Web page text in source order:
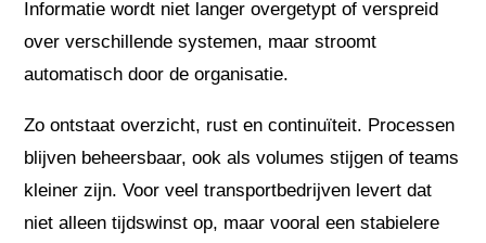
Informatie wordt niet langer overgetypt of verspreid
over verschillende systemen, maar stroomt
automatisch door de organisatie.
Zo ontstaat overzicht, rust en continuïteit. Processen
blijven beheersbaar, ook als volumes stijgen of teams
kleiner zijn. Voor veel transportbedrijven levert dat
niet alleen tijdswinst op, maar vooral een stabielere